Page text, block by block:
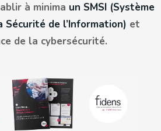
à minima un SMSI (Système
Sécurité de l’Information) et
de la cybersécurité.